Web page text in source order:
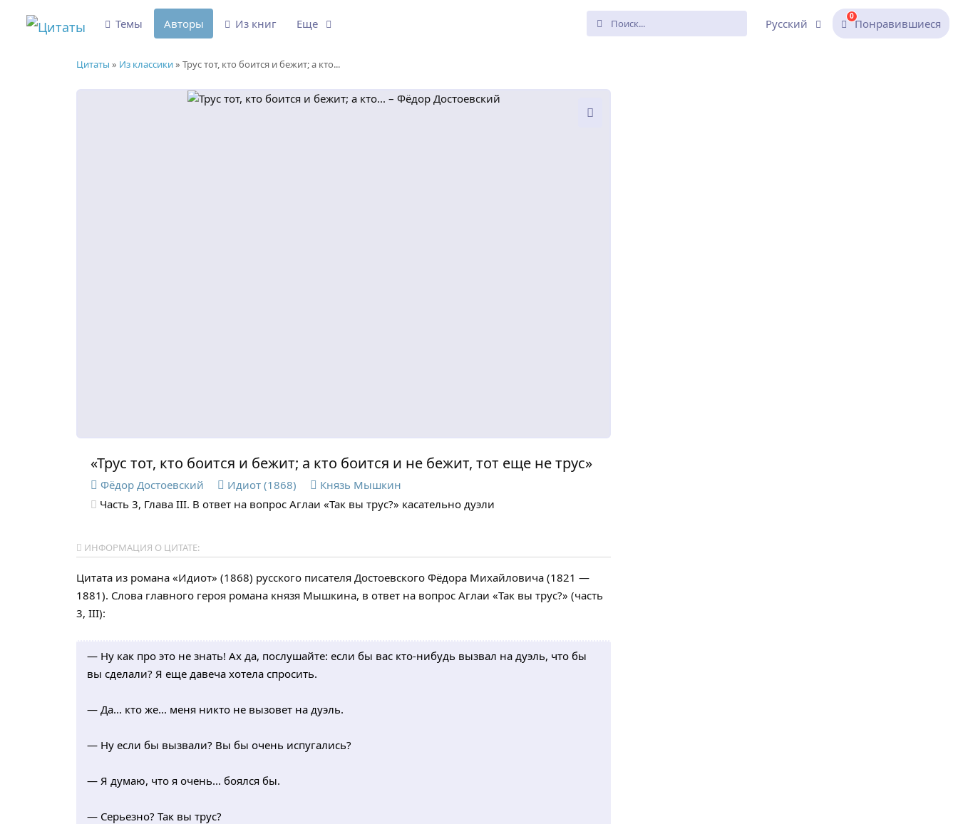
Цитаты » Из классики» Трус тот, кто боится и бежит; а кто...
«Трус тот, кто боится и бежит; а кто боится и не бежит, тот еще не трус»
Фёдор Достоевский Идиот (1868)
Князь Мышкин
Часть 3, Глава III. В ответ на вопрос Аглаи «Так вы трус?» касательно дуэли
ИНФОРМАЦИЯ О ЦИТАТЕ:
Цитата из романа «Идиот» (1868) русского писателя Достоевского Фёдора Михайловича (1821 —
1881). Слова главного героя романа князя Мышкина, в ответ на вопрос Аглаи «Так вы трус?» (часть
3, III):
— Ну как про это не знать! Ах да, послушайте: если бы вас кто-нибудь вызвал на дуэль, что бы
вы сделали? Я еще давеча хотела спросить.
— Да... кто же... меня никто не вызовет на дуэль.
— Ну если бы вызвали? Вы бы очень испугались?
— Я думаю, что я очень... боялся бы.
— Серьезно? Так вы трус?
Темы Авторы Из книг Еще Русский
0
Понравившиеся